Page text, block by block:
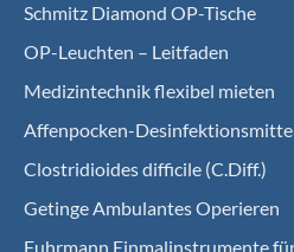
Schmitz Diamond OP-Tische
OP-Leuchten – Leitfaden
Medizintechnik flexibel mieten
Affenpocken-
Clostridioides difficile (C.Diff.)
Getinge Ambulantes Operieren
Fuhrmann Einmalinstrumente